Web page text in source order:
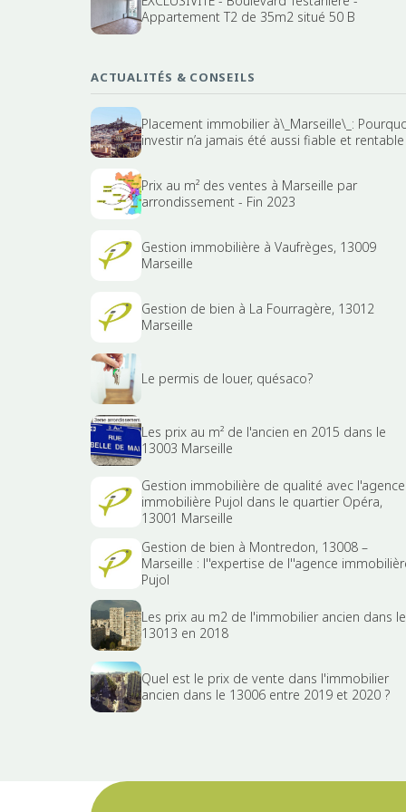
Appartement T2 de 35m2 situé 50 B
ACTUALITÉS & CONSEILS
Placement immobilier à\_Marseille\_:
investir n’a jamais été aussi fiable et rentable
Prix au m² des ventes à Marseille par
arrondissement - Fin 2023
Gestion immobilière à Vaufrèges, 13009
Marseille
Gestion de bien à La Fourragère, 13012
Marseille
Le permis de louer, quésaco?
Les prix au m² de l'ancien en 2015 dans le
13003 Marseille
Gestion immobilière de qualité avec l'agence
immobilière Pujol dans le quartier Opéra,
13001 Marseille
Gestion de bien à Montredon, 13008 –
Marseille : l''expertise de l''agence
Pujol
Les prix au m2 de l'immobilier ancien dans le
13013 en 2018
Quel est le prix de vente dans l'immobilier
ancien dans le 13006 entre 2019 et 2020 ?